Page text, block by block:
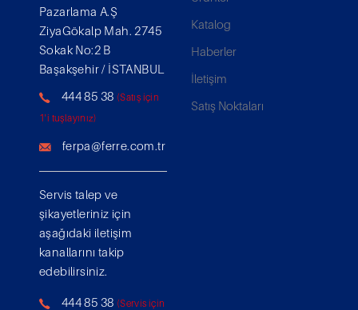
Pazarlama A.Ş
ZiyaGökalp Mah. 2745
Sokak No:2 B
Başakşehir / İSTANBUL
444 85 38 (Satış için
1'i tuşlayınız)
ferpa@ferre.com.tr
Servis talep ve
şikayetleriniz için
aşağıdaki iletişim
kanallarını takip
edebilirsiniz.
444 85 38 (Servis için
Katalog
Haberler
İletişim
Satış Noktaları